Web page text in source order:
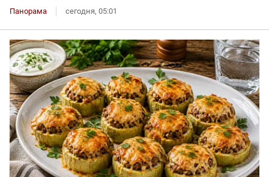
Панорама сегодня, 05:01